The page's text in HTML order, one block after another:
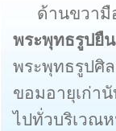
ด้านขวามื
พระพุทธรูปยื
พระพุทธรูปศิ
ขอมอายุเก่า
ไปทั่วบริเวณ